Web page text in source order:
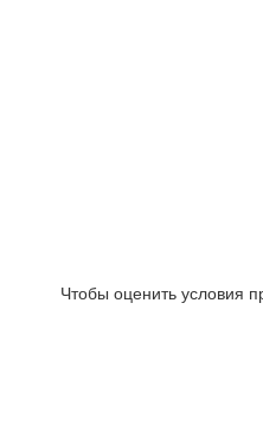
Чтобы оценить условия